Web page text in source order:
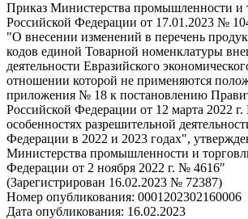
Приказ Министерства промышленности и
Российской Федерации от 17.01.2023 №
"О внесении изменений в перечень
кодов единой Товарной номенклатуры
деятельности Евразийского
отношении которой не применяются
приложения № 18 к постановлению
Российской Федерации от 12 марта 2022
особенностях разрешительной
Федерации в 2022 и 2023 годах",
Министерства промышленности и
Федерации от 2 ноября 2022 г. № 4616"
(Зарегистрирован 16.02.2023 № 72387)
Номер опубликования: 0001202302160006
Дата опубликования: 16.02.2023